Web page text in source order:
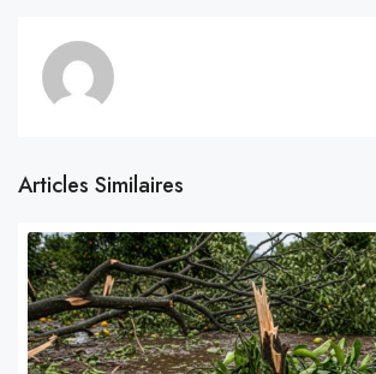
Articles Similaires